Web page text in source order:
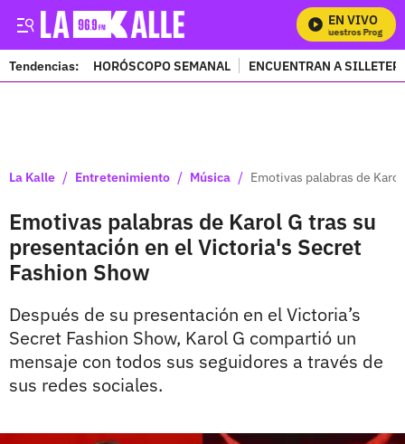
EN VIVO
Mira Todos Nuestros Programas
Tendencias: HORÓSCOPO SEMANAL ENCUENTRAN A
La Kalle / Entretenimiento / Música / Emotivas palabras de
Emotivas palabras de Karol G tras su
presentación en el Victoria's Secret
Fashion Show
Después de su presentación en el Victoria’s
Secret Fashion Show, Karol G compartió un
mensaje con todos sus seguidores a través de
sus redes sociales.